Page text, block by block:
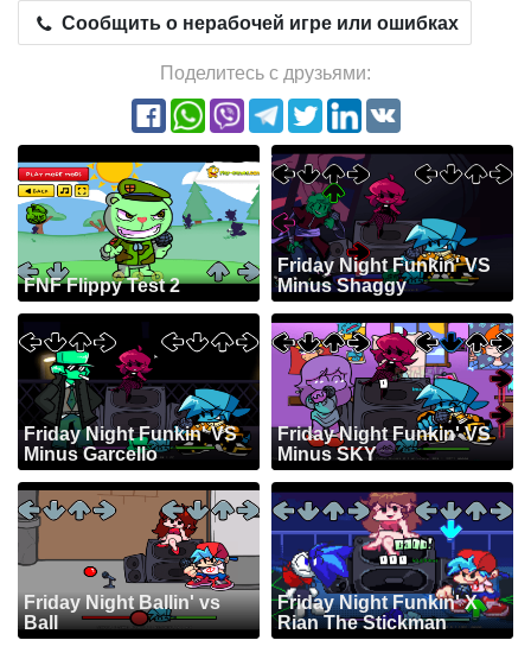
Сообщить о нерабочей игре или ошибках
Поделитесь с друзьями:
FNF Flippy Test 2
Friday Night Funkin' VS
Minus Shaggy
Friday Night Funkin' VS
Minus Garcello
Friday Night Funkin' VS
Minus SKY
Friday Night Ballin' vs
Ball
Friday Night Funkin' X
Rian The Stickman